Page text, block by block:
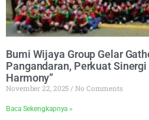
Bumi Wijaya Group Gelar
Pangandaran, Perkuat
Harmony”
November 22, 2025 No Comments
Baca Sekengkapnya »